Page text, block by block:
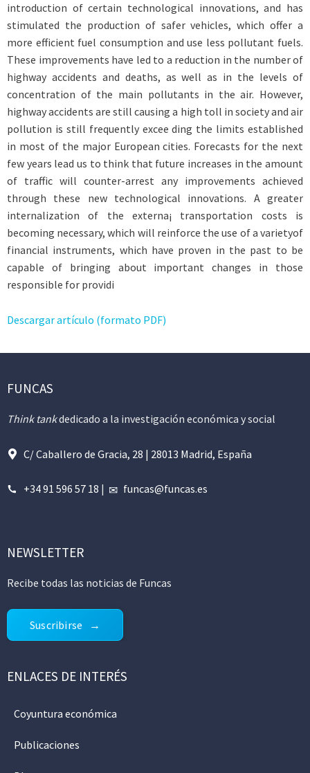
introduction of certain technological innovations, and has
stimulated the production of safer vehicles, which offer a
more efficient fuel consumption and use less pollutant fuels.
These improvements have led to a reduction in the number of
highway accidents and deaths, as well as in the levels of
concentration of the main pollutants in the air. However,
highway accidents are still causing a high toll in society and air
pollution is still frequently excee ding the limits established
in most of the major European cities. Forecasts for the next
few years lead us to think that future increases in the amount
of traffic will counter-arrest any improvements achieved
through these new technological innovations. A greater
internalization of the externa¡ transportation costs is
becoming necessary, which will reinforce the use of a varietyof
financial instruments, which have proven in the past to be
capable of bringing about important changes in those
responsible for providi
Descargar artículo (formato PDF)
FUNCAS
Think tankdedicado a la investigación económica y social
C/ Caballero de Gracia, 28 | 28013 Madrid, España
+34 91 596 57 18 | funcas@funcas.es
NEWSLETTER
Recibe todas las noticias de Funcas
Suscribirse
ENLACES DE INTERÉS
Coyuntura económica
Publicaciones